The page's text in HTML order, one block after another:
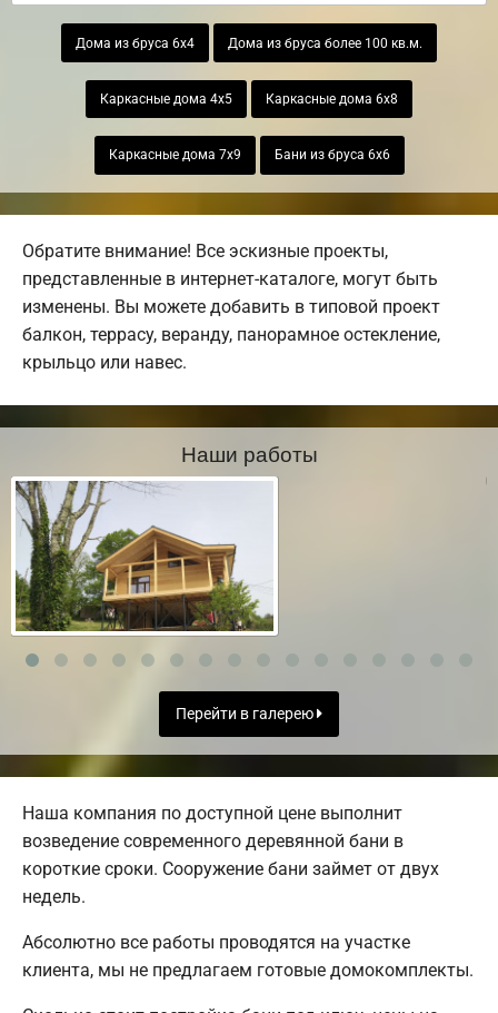
Дома из бруса 6х4 Дома из бруса более 100 кв.м.
Каркасные дома 4х5 Каркасные дома 6х8
Каркасные дома 7х9 Бани из бруса 6х6
Обратите внимание! Все эскизные проекты,
представленные в интернет-каталоге, могут быть
изменены. Вы можете добавить в типовой проект
балкон, террасу, веранду, панорамное остекление,
крыльцо или навес.
Наши работы
Перейти в галерею
Наша компания по доступной цене выполнит
возведение современного деревянной бани в
короткие сроки. Сооружение бани займет от двух
недель.
Абсолютно все работы проводятся на участке
клиента, мы не предлагаем готовые домокомплекты.